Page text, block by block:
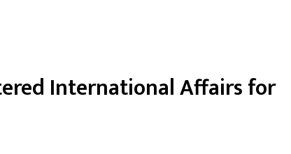
International Affairs for